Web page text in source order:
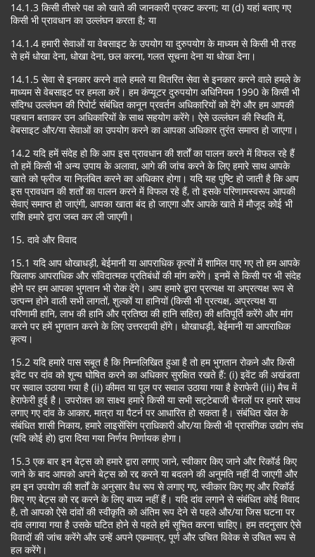
14.1.3 किसी तीसरे पक्ष को खाते की जानकारी प्रकट करना; या (d) यहां बताए गए
किसी भी प्रावधान का उल्लंघन करता है; या
14.1.4 हमारी सेवाओं या वेबसाइट के उपयोग या दुरुपयोग के माध्यम से किसी भी तरह
से हमें धोखा देना, धोखा देना, छल करना, गलत सूचना देना या धोखा देना।
14.1.5 सेवा से इनकार करने वाले हमले या वितरित सेवा से इनकार करने वाले हमले के
माध्यम से वेबसाइट पर हमला करें। हम कंप्यूटर दुरुपयोग अधिनियम 1990 के किसी भी
संदिग्ध उल्लंघन की रिपोर्ट संबंधित कानून प्रवर्तन अधिकारियों को देंगे और हम आपकी
पहचान बताकर उन अधिकारियों के साथ सहयोग करेंगे। ऐसे उल्लंघन की स्थिति में,
वेबसाइट और/या सेवाओं का उपयोग करने का आपका अधिकार तुरंत समाप्त हो जाएगा।
14.2 यदि हमें संदेह हो कि आप इस प्रावधान की शर्तों का पालन करने में विफल रहे हैं
तो हमें किसी भी अन्य उपाय के अलावा, आगे की जांच करने के लिए हमारे साथ आपके
खाते को फ्रीज या निलंबित करने का अधिकार होगा। यदि यह पुष्टि हो जाती है कि आप
इस प्रावधान की शर्तों का पालन करने में विफल रहे हैं, तो इसके परिणामस्वरूप आपकी
सेवाएं समाप्त हो जाएंगी, आपका खाता बंद हो जाएगा और आपके खाते में मौजूद कोई भी
राशि हमारे द्वारा जब्त कर ली जाएगी।
15. दावे और विवाद
15.1 यदि आप धोखाधड़ी, बेईमानी या आपराधिक कृत्यों में शामिल पाए गए तो हम आपके
खिलाफ आपराधिक और संविदात्मक प्रतिबंधों की मांग करेंगे। इनमें से किसी पर भी संदेह
होने पर हम आपका भुगतान भी रोक देंगे। आप हमारे द्वारा प्रत्यक्ष या अप्रत्यक्ष रूप से
उत्पन्न होने वाली सभी लागतों, शुल्कों या हानियों (किसी भी प्रत्यक्ष, अप्रत्यक्ष या
परिणामी हानि, लाभ की हानि और प्रतिष्ठा की हानि सहित) की क्षतिपूर्ति करेंगे और मांग
करने पर हमें भुगतान करने के लिए उत्तरदायी होंगे। धोखाधड़ी, बेईमानी या आपराधिक
कृत्य।
15.2 यदि हमारे पास सबूत है कि निम्नलिखित हुआ है तो हम भुगतान रोकने और किसी
इवेंट पर दांव को शून्य घोषित करने का अधिकार सुरक्षित रखते हैं: (i) इवेंट की अखंडता
पर सवाल उठाया गया है (ii) कीमत या पूल पर सवाल उठाया गया है हेराफेरी (iii) मैच में
हेराफेरी हुई है। उपरोक्त का साक्ष्य हमारे किसी या सभी सट्टेबाजी चैनलों पर हमारे साथ
लगाए गए दांव के आकार, मात्रा या पैटर्न पर आधारित हो सकता है। संबंधित खेल के
संबंधित शासी निकाय, हमारे लाइसेंसिंग प्राधिकारी और/या किसी भी प्रासंगिक उद्योग संघ
(यदि कोई हो) द्वारा दिया गया निर्णय निर्णायक होगा।
15.3 एक बार इन बेट्स को हमारे द्वारा लगाए जाने, स्वीकार किए जाने और रिकॉर्ड किए
जाने के बाद आपको अपने बेट्स को रद्द करने या बदलने की अनुमति नहीं दी जाएगी और
हम इन उपयोग की शर्तों के अनुसार वैध रूप से लगाए गए, स्वीकार किए गए और रिकॉर्ड
किए गए बेट्स को रद्द करने के लिए बाध्य नहीं हैं। यदि दांव लगाने से संबंधित कोई विवाद
है, तो आपको ऐसे दांवों की स्वीकृति को अंतिम रूप देने से पहले और/या जिस घटना पर
दांव लगाया गया है उसके घटित होने से पहले हमें सूचित करना चाहिए। हम तदनुसार ऐसे
विवादों की जांच करेंगे और उन्हें अपने एकमात्र, पूर्ण और उचित विवेक से उचित रूप से
हल करेंगे।